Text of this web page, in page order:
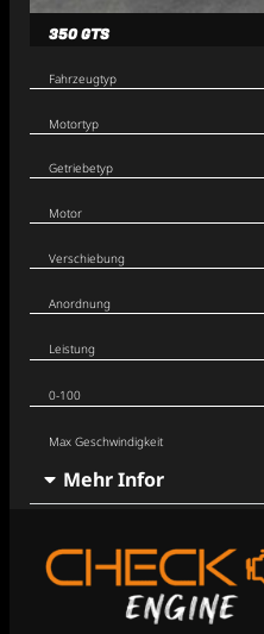
350 GTS
Fahrzeugtyp
Motortyp
Getriebetyp
Motor
Verschiebung
Anordnung
Leistung
0-100
Max Geschwindigkeit
Mehr Infor